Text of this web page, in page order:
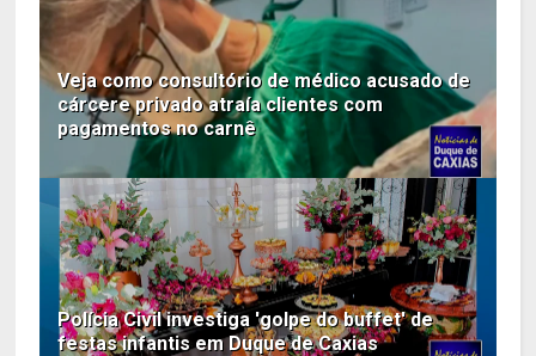
Veja como consultório de médico acusado de
cárcere privado atraía clientes com
pagamentos no carnê
Polícia Civil investiga 'golpe do buffet' de
festas infantis em Duque de Caxias